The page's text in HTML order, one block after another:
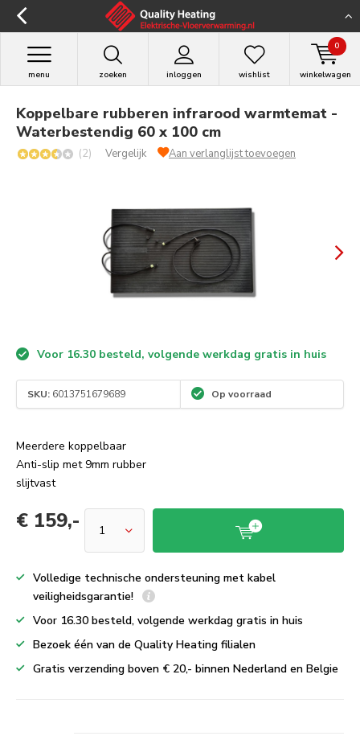
zoeken inloggen
menu wishlist winkelwagen
0
Koppelbare rubberen infrarood warmtemat -
Waterbestendig 60 x 100 cm
(2) Vergelijk Aan verlanglijst toevoegen
Voor 16.30 besteld, volgende werkdag gratis in huis
SKU: 6013751679689 Op voorraad
Meerdere koppelbaar
Anti-slip met 9mm rubber
slijtvast
€ 159,-
Volledige technische ondersteuning met kabel
veiligheidsgarantie!
Voor 16.30 besteld, volgende werkdag gratis in huis
Bezoek één van de Quality Heating filialen
Gratis verzending boven € 20,- binnen Nederland en Belgie